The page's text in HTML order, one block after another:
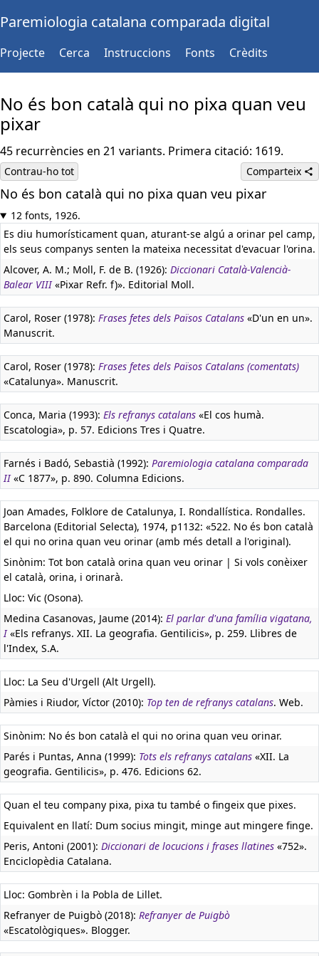
Paremiologia catalana comparada digital
Projecte Cerca Instruccions Fonts Crèdits
No és bon català qui no pixa quan veu
pixar
45 recurrències en 21 variants. Primera citació: 1619.
Contrau-ho tot Comparteix
No és bon català qui no pixa quan veu pixar
12 fonts, 1926.
Es diu humorísticament quan, aturant-se algú a orinar pel camp,
els seus companys senten la mateixa necessitat d'evacuar l'orina.
Alcover, A. M.; Moll, F. de B. (1926): Diccionari Català-Valencià-
Balear VIII«Pixar Refr. f)». Editorial Moll.
Carol, Roser (1978): Frases fetes dels Països Catalans «D'un en un».
Manuscrit.
Carol, Roser (1978): Frases fetes dels Països Catalans (comentats)
«Catalunya». Manuscrit.
Conca, Maria (1993): Els refranys catalans «El cos humà.
Escatologia», p. 57. Edicions Tres i Quatre.
Farnés i Badó, Sebastià (1992): Paremiologia catalana comparada
II«C 1877», p. 890. Columna Edicions.
Joan Amades, Folklore de Catalunya, I. Rondallística. Rondalles.
Barcelona (Editorial Selecta), 1974, p1132: «522. No és bon català
el qui no orina quan veu orinar (amb més detall a l'original).
Sinònim: Tot bon català orina quan veu orinar | Si vols conèixer
el català, orina, i orinarà.
Lloc: Vic (Osona).
Medina Casanovas, Jaume (2014): El parlar d'una família vigatana,
I«Els refranys. XII. La geografia. Gentilicis», p. 259. Llibres de
l'Index, S.A.
Lloc: La Seu d'Urgell (Alt Urgell).
Pàmies i Riudor, Víctor (2010): Top ten de refranys catalans. Web.
Sinònim: No és bon català el qui no orina quan veu orinar.
Parés i Puntas, Anna (1999): Tots els refranys catalans «XII. La
geografia. Gentilicis», p. 476. Edicions 62.
Quan el teu company pixa, pixa tu també o fingeix que pixes.
Equivalent en llatí: Dum socius mingit, minge aut mingere finge.
Peris, Antoni (2001): Diccionari de locucions i frases llatines «752».
Enciclopèdia Catalana.
Lloc: Gombrèn i la Pobla de Lillet.
Refranyer de Puigbò (2018): Refranyer de Puigbò
«Escatològiques». Blogger.